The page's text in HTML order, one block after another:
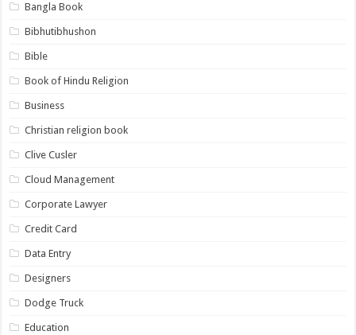
Bangla Book
Bibhutibhushon
Bible
Book of Hindu Religion
Business
Christian religion book
Clive Cusler
Cloud Management
Corporate Lawyer
Credit Card
Data Entry
Designers
Dodge Truck
Education